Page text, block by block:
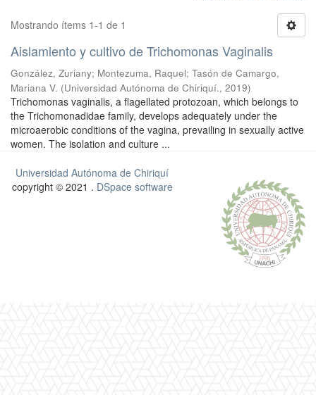
Mostrando ítems 1-1 de 1
Aislamiento y cultivo de Trichomonas Vaginalis
González, Zuriany; Montezuma, Raquel; Tasón de Camargo,
Mariana V. (Universidad Autónoma de Chiriquí., 2019)
Trichomonas vaginalis, a flagellated protozoan, which belongs to
the Trichomonadidae family, develops adequately under the
microaerobic conditions of the vagina, prevailing in sexually active
women. The isolation and culture ...
Universidad Autónoma de Chiriquí
copyright © 2021 . DSpace software